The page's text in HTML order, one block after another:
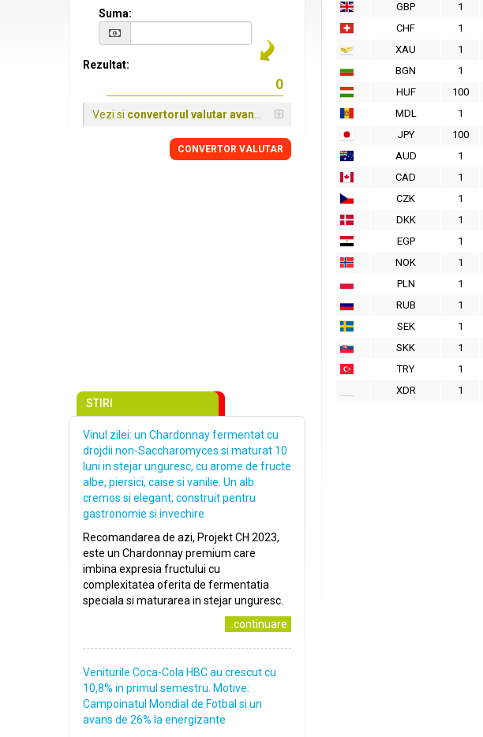
GBP
1
CHF
1
XAU
1
BGN
1
HUF
100
MDL
1
JPY
100
AUD
1
CAD
1
CZK
1
DKK
1
EGP
1
NOK
1
PLN
1
RUB
1
SEK
1
SKK
1
TRY
1
XDR
1
Suma:
Rezultat:
Vezi si convertorul valutar avansat
CONVERTOR VALUTAR
STIRI
Vinul zilei: un Chardonnay fermentat cu
drojdii non-Saccharomyces si maturat 10
luni in stejar unguresc, cu arome de fructe
albe, piersici, caise si vanilie. Un alb
cremos si elegant, construit pentru
gastronomie si invechire
Recomandarea de azi, Projekt CH 2023,
este un Chardonnay premium care
imbina expresia fructului cu
complexitatea oferita de fermentatia
speciala si maturarea in stejar unguresc.
..continuare
Veniturile Coca-Cola HBC au crescut cu
10,8% in primul semestru. Motive:
Campoinatul Mondial de Fotbal si un
avans de 26% la energizante